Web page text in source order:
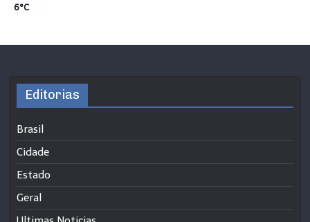
6°C
Editorias
Brasil
Cidade
Estado
Geral